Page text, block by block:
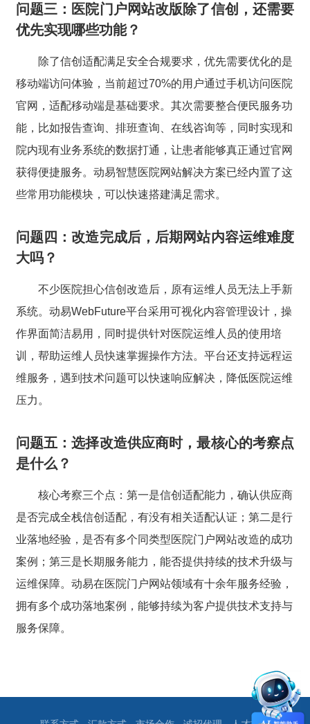
问题三：医院门户网站改版除了信创，还需要
优先实现哪些功能？
除了信创适配满足安全合规要求，优先需要优化的是
移动端访问体验，当前超过70%的用户通过手机访问医院
官网，适配移动端是基础要求。其次需要整合便民服务功
能，比如报告查询、排班查询、在线咨询等，同时实现和
院内现有业务系统的数据打通，让患者能够真正通过官网
获得便捷服务。动易智慧医院网站解决方案已经内置了这
些常用功能模块，可以快速搭建满足需求。
问题四：改造完成后，后期网站内容运维难度
大吗？
不少医院担心信创改造后，原有运维人员无法上手新
系统。动易WebFuture平台采用可视化内容管理设计，操
作界面简洁易用，同时提供针对医院运维人员的使用培
训，帮助运维人员快速掌握操作方法。平台还支持远程运
维服务，遇到技术问题可以快速响应解决，降低医院运维
压力。
问题五：选择改造供应商时，最核心的考察点
是什么？
核心考察三个点：第一是信创适配能力，确认供应商
是否完成全栈信创适配，有没有相关适配认证；第二是行
业落地经验，是否有多个同类型医院门户网站改造的成功
案例；第三是长期服务能力，能否提供持续的技术升级与
运维保障。动易在医院门户网站领域有十余年服务经验，
拥有多个成功落地案例，能够持续为客户提供技术支持与
服务保障。